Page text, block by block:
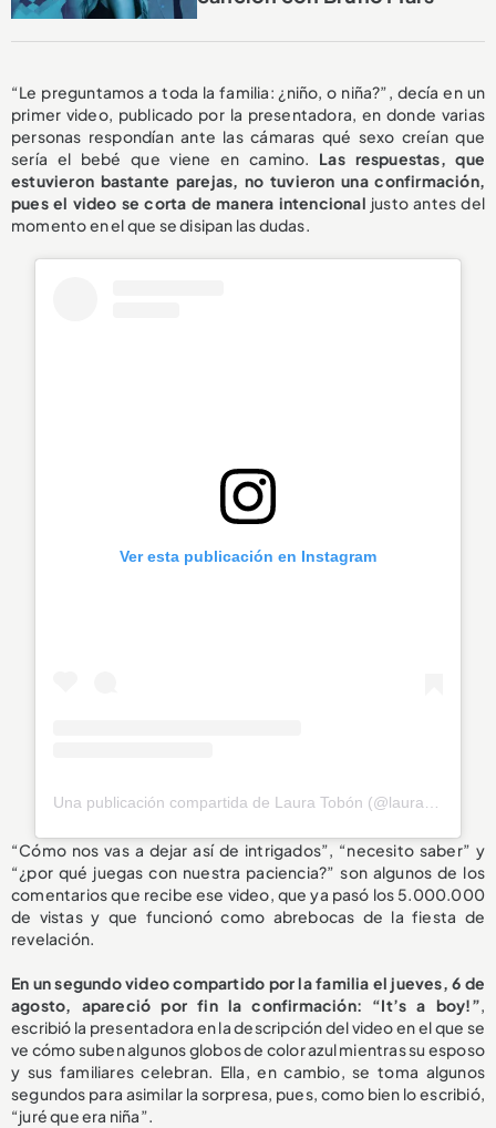
“Le preguntamos a toda la familia: ¿niño, o niña?”, decía en un
primer video, publicado por la presentadora, en donde varias
personas respondían ante las cámaras qué sexo creían que
sería el bebé que viene en camino. Las respuestas, que
estuvieron bastante parejas, no tuvieron una confirmación,
pues el video se corta de manera intencional justo antes del
momento en el que se disipan las dudas.
Ver esta publicación en Instagram
Una publicación compartida de Laura Tobón (@laura_tobon)
“Cómo nos vas a dejar así de intrigados”, “necesito saber” y
“¿por qué juegas con nuestra paciencia?” son algunos de los
comentarios que recibe ese video, que ya pasó los 5.000.000
de vistas y que funcionó como abrebocas de la fiesta de
revelación.
En un segundo video compartido por la familia el jueves, 6 de
agosto, apareció por fin la confirmación: “It’s a boy!”,
escribió la presentadora en la descripción del video en el que se
ve cómo suben algunos globos de color azul mientras su esposo
y sus familiares celebran. Ella, en cambio, se toma algunos
segundos para asimilar la sorpresa, pues, como bien lo escribió,
“juré que era niña”.